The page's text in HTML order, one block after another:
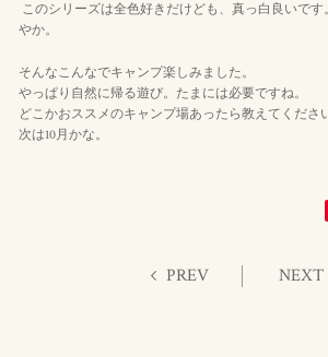
このシリーズは全色好きだけども、真っ白良いで
やか。
そんなこんなでキャンプ楽しみました。
やっぱり自然に帰る遊び。たまには必要ですね。
どこかおススメのキャンプ場あったら教えてくださ
次は10月かな。
PREV NEXT